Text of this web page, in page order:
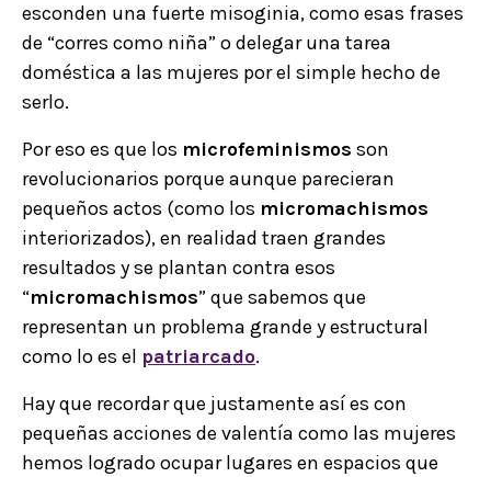
esconden una fuerte misoginia, como esas frases
de “corres como niña” o delegar una tarea
doméstica a las mujeres por el simple hecho de
serlo.
Por eso es que los microfeminismos son
revolucionarios porque aunque parecieran
pequeños actos (como los micromachismos
interiorizados), en realidad traen grandes
resultados y se plantan contra esos
“micromachismos” que sabemos que
representan un problema grande y estructural
como lo es el patriarcado.
Hay que recordar que justamente así es con
pequeñas acciones de valentía como las mujeres
hemos logrado ocupar lugares en espacios que